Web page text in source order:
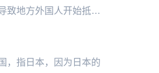
致地方外国人开始抵制
，指日本，因为日本的